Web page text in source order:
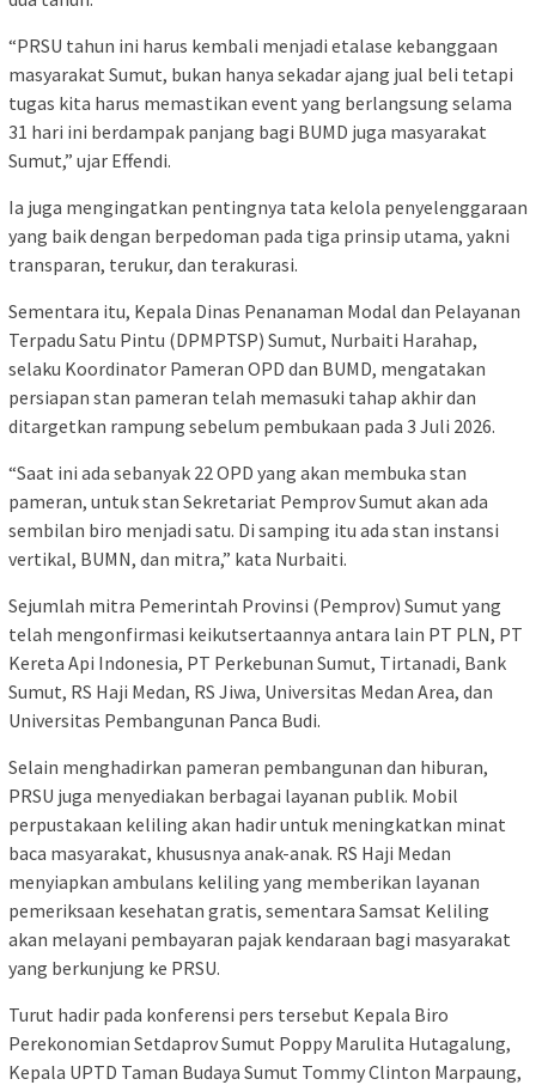
“PRSU tahun ini harus kembali menjadi etalase kebanggaan
masyarakat Sumut, bukan hanya sekadar ajang jual beli tetapi
tugas kita harus memastikan event yang berlangsung selama
31 hari ini berdampak panjang bagi BUMD juga masyarakat
Sumut,” ujar Effendi.
Ia juga mengingatkan pentingnya tata kelola penyelenggaraan
yang baik dengan berpedoman pada tiga prinsip utama, yakni
transparan, terukur, dan terakurasi.
Sementara itu, Kepala Dinas Penanaman Modal dan Pelayanan
Terpadu Satu Pintu (DPMPTSP) Sumut, Nurbaiti Harahap,
selaku Koordinator Pameran OPD dan BUMD, mengatakan
persiapan stan pameran telah memasuki tahap akhir dan
ditargetkan rampung sebelum pembukaan pada 3 Juli 2026.
“Saat ini ada sebanyak 22 OPD yang akan membuka stan
pameran, untuk stan Sekretariat Pemprov Sumut akan ada
sembilan biro menjadi satu. Di samping itu ada stan instansi
vertikal, BUMN, dan mitra,” kata Nurbaiti.
Sejumlah mitra Pemerintah Provinsi (Pemprov) Sumut yang
telah mengonfirmasi keikutsertaannya antara lain PT PLN, PT
Kereta Api Indonesia, PT Perkebunan Sumut, Tirtanadi, Bank
Sumut, RS Haji Medan, RS Jiwa, Universitas Medan Area, dan
Universitas Pembangunan Panca Budi.
Selain menghadirkan pameran pembangunan dan hiburan,
PRSU juga menyediakan berbagai layanan publik. Mobil
perpustakaan keliling akan hadir untuk meningkatkan minat
baca masyarakat, khususnya anak-anak. RS Haji Medan
menyiapkan ambulans keliling yang memberikan layanan
pemeriksaan kesehatan gratis, sementara Samsat Keliling
akan melayani pembayaran pajak kendaraan bagi masyarakat
yang berkunjung ke PRSU.
Turut hadir pada konferensi pers tersebut Kepala Biro
Perekonomian Setdaprov Sumut Poppy Marulita Hutagalung,
Kepala UPTD Taman Budaya Sumut Tommy Clinton Marpaung,